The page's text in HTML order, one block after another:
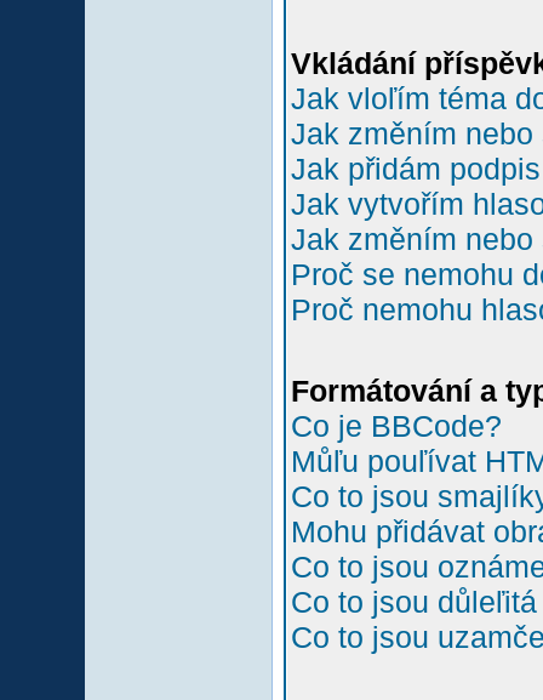
Vkládání
Jak vloľím téma
Jak změním
Jak přidám
Jak vytvořím
Jak změním
Proč se nemohu
Proč nemohu
Formátování a
Co je BBCode?
Můľu pouľívat
Co to jsou
Mohu přidávat
Co to jsou
Co to jsou
Co to jsou